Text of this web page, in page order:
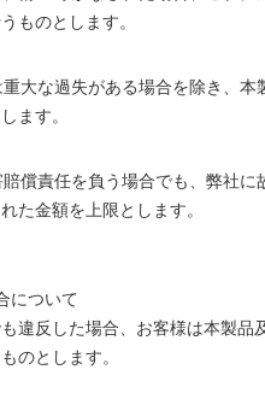
ものとします。
大な過失がある場合を除き、
ます。
償責任を負う場合でも、弊社
た金額を上限とします。
について
違反した場合、お客様は本製
のとします。